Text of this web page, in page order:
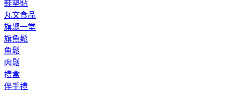
鞋墊貼
丸文食品
旗聚一堂
旗魚鬆
魚鬆
肉鬆
禮盒
伴手禮